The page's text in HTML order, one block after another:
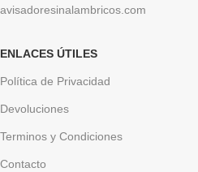
avisadoresinalambricos.com
ENLACES ÚTILES
Política de Privacidad
Devoluciones
Terminos y Condiciones
Contacto